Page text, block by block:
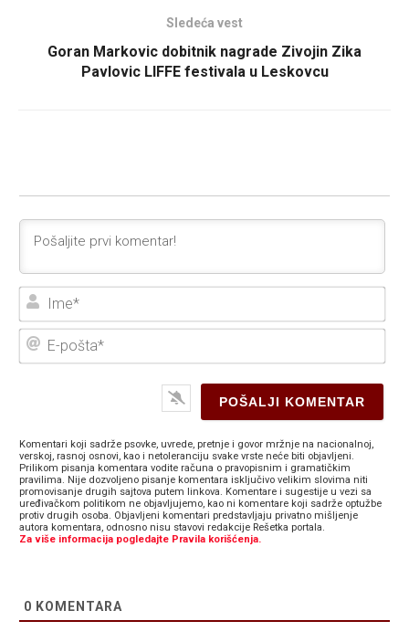
Sledeća vest
Goran Markovic dobitnik nagrade Zivojin Zika
Pavlovic LIFFE festivala u Leskovcu
E-
Komentari koji sadrže psovke, uvrede, pretnje i govor mržnje na nacionalnoj,
verskoj, rasnoj osnovi, kao i netoleranciju svake vrste neće biti objavljeni.
Prilikom pisanja komentara vodite računa o pravopisnim i gramatičkim
pravilima. Nije dozvoljeno pisanje komentara isključivo velikim slovima niti
promovisanje drugih sajtova putem linkova. Komentare i sugestije u vezi sa
uređivačkom politikom ne objavljujemo, kao ni komentare koji sadrže optužbe
protiv drugih osoba. Objavljeni komentari predstavljaju privatno mišljenje
autora komentara, odnosno nisu stavovi redakcije Rešetka portala.
Za više informacija pogledajte Pravila korišćenja.
0 KOMENTARA